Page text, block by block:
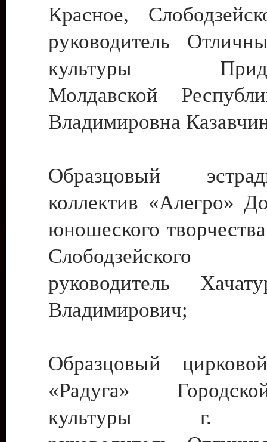
Красное,
руководитель
культуры
Молдавской
Владимировна
Образцовый
коллектив «Алегро»
юношеского
руководитель
Владимирович;
Образцовый
«Радуга»
культуры г.